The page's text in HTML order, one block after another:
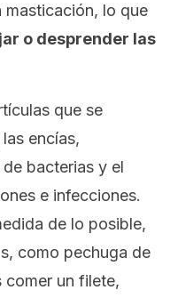
masticación, lo que
o desprender las
que se
encías,
bacterias y el
e infecciones.
de lo posible,
como pechuga de
comer un filete,